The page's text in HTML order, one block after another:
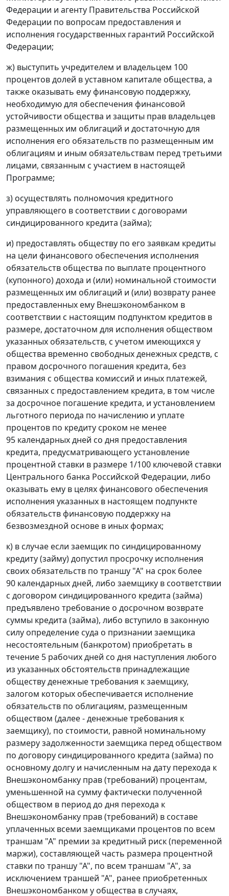
Федерации и агенту Правительства Российской
Федерации по вопросам предоставления и
исполнения государственных гарантий Российской
Федерации;
ж) выступить учредителем и владельцем 100
процентов долей в уставном капитале общества, а
также оказывать ему финансовую поддержку,
необходимую для обеспечения финансовой
устойчивости общества и защиты прав владельцев
размещенных им облигаций и достаточную для
исполнения его обязательств по размещенным им
облигациям и иным обязательствам перед третьими
лицами, связанным с участием в настоящей
Программе;
з) осуществлять полномочия кредитного
управляющего в соответствии с договорами
синдицированного кредита (займа);
и) предоставлять обществу по его заявкам кредиты
на цели финансового обеспечения исполнения
обязательств общества по выплате процентного
(купонного) дохода и (или) номинальной стоимости
размещенных им облигаций и (или) возврату ранее
предоставленных ему Внешэкономбанком в
соответствии с настоящим подпунктом кредитов в
размере, достаточном для исполнения обществом
указанных обязательств, с учетом имеющихся у
общества временно свободных денежных средств, с
правом досрочного погашения кредита, без
взимания с общества комиссий и иных платежей,
связанных с предоставлением кредита, в том числе
за досрочное погашение кредита, и установлением
льготного периода по начислению и уплате
процентов по кредиту сроком не менее
95 календарных дней со дня предоставления
кредита, предусматривающего установление
процентной ставки в размере 1/100 ключевой ставки
Центрального банка Российской Федерации, либо
оказывать ему в целях финансового обеспечения
исполнения указанных в настоящем подпункте
обязательств финансовую поддержку на
безвозмездной основе в иных формах;
к) в случае если заемщик по синдицированному
кредиту (займу) допустил просрочку исполнения
своих обязательств по траншу "А" на срок более
90 календарных дней, либо заемщику в соответствии
с договором синдицированного кредита (займа)
предъявлено требование о досрочном возврате
суммы кредита (займа), либо вступило в законную
силу определение суда о признании заемщика
несостоятельным (банкротом) приобретать в
течение 5 рабочих дней со дня наступления любого
из указанных обстоятельств принадлежащие
обществу денежные требования к заемщику,
залогом которых обеспечивается исполнение
обязательств по облигациям, размещенным
обществом (далее - денежные требования к
заемщику), по стоимости, равной номинальному
размеру задолженности заемщика перед обществом
по договору синдицированного кредита (займа) по
основному долгу и начисленным на дату перехода к
Внешэкономбанку прав (требований) процентам,
уменьшенной на сумму фактически полученной
обществом в период до дня перехода к
Внешэкономбанку прав (требований) в составе
уплаченных всеми заемщиками процентов по всем
траншам "А" премии за кредитный риск (переменной
маржи), составляющей часть размера процентной
ставки по траншу "А", по всем траншам "А", за
исключением траншей "А", ранее приобретенных
Внешэкономбанком у общества в случаях,